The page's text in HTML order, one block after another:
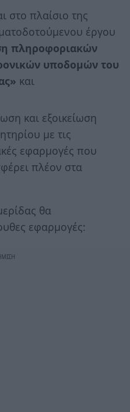
στο πλαίσιο της
έργου
πληροφοριακών
υποδομών του
και
και εξοικείωση
με τις
εφαρμογές που
πλέον στα
θα
εφαρμογές: